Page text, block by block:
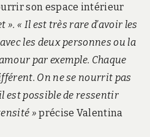
son espace intérieur
». « Il est très rare d’avoir les
les deux personnes ou la
par exemple. Chaque
On ne se nourrit pas
est possible de ressentir
»précise Valentina